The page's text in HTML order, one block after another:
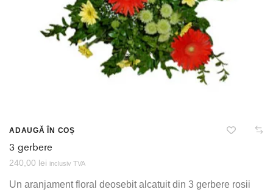
ADAUGĂ ÎN COȘ
3 gerbere
240,00 lei inclusiv TVA
Un aranjament floral deosebit alcatuit din 3 gerbere rosii